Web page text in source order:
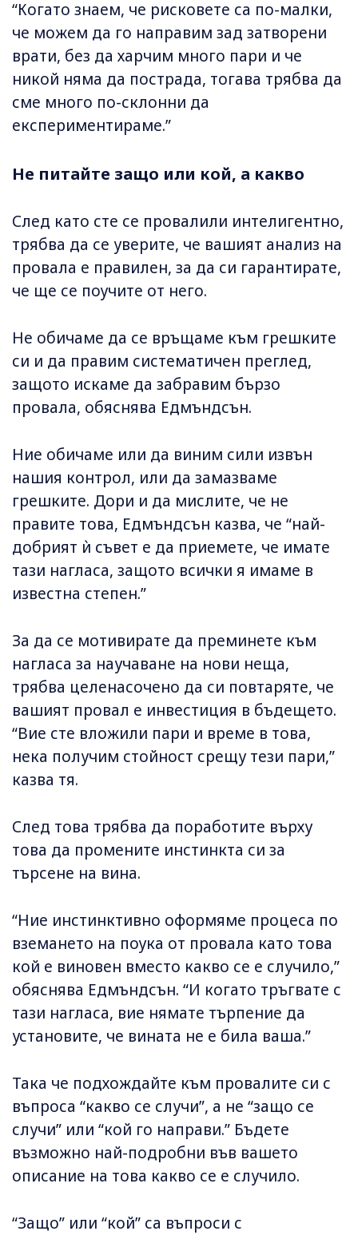
“Когато знаем, че рисковете са по-малки,
че можем да го направим зад затворени
врати, без да харчим много пари и че
никой няма да пострада, тогава трябва да
сме много по-склонни да
експериментираме.”
Не питайте защо или кой, а какво
След като сте се провалили интелигентно,
трябва да се уверите, че вашият анализ на
провала е правилен, за да си гарантирате,
че ще се поучите от него.
Не обичаме да се връщаме към грешките
си и да правим систематичен преглед,
защото искаме да забравим бързо
провала, обяснява Едмъндсън.
Ние обичаме или да виним сили извън
нашия контрол, или да замазваме
грешките. Дори и да мислите, че не
правите това, Едмъндсън казва, че “най-
добрият ѝ съвет е да приемете, че имате
тази нагласа, защото всички я имаме в
известна степен.”
За да се мотивирате да преминете към
нагласа за научаване на нови неща,
трябва целенасочено да си повтаряте, че
вашият провал е инвестиция в бъдещето.
“Вие сте вложили пари и време в това,
нека получим стойност срещу тези пари,”
казва тя.
След това трябва да поработите върху
това да промените инстинкта си за
търсене на вина.
“Ние инстинктивно оформяме процеса по
вземането на поука от провала като това
кой е виновен вместо какво се е случило,”
обяснява Едмъндсън. “И когато тръгвате с
тази нагласа, вие нямате търпение да
установите, че вината не е била ваша.”
Така че подхождайте към провалите си с
въпроса “какво се случи”, а не “защо се
случи” или “кой го направи.” Бъдете
възможно най-подробни във вашето
описание на това какво се е случило.
“Защо” или “кой” са въпроси с